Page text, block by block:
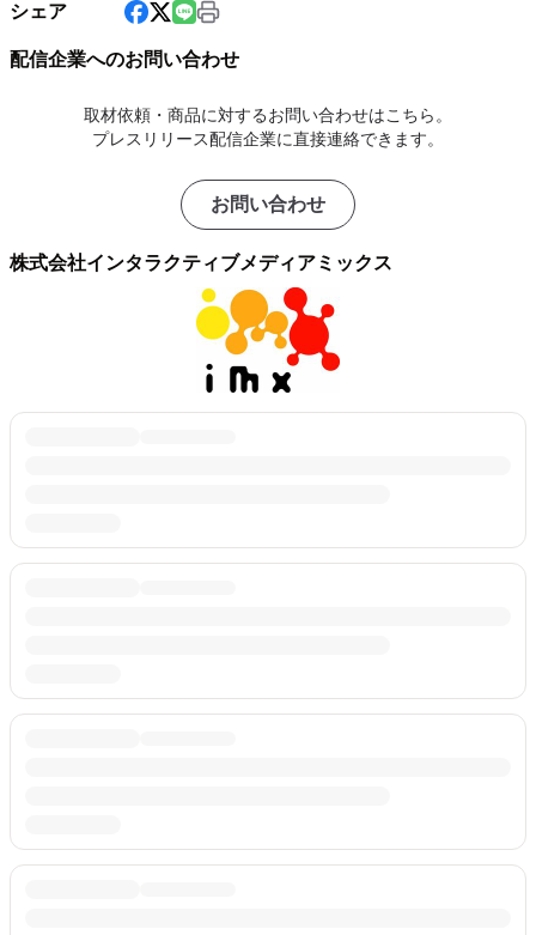
シェア
配信企業へのお問い合わせ
取材依頼・商品に対するお問い合わせはこちら。
プレスリリース配信企業に直接連絡できます。
お問い合わせ
株式会社インタラクティブメディアミックス